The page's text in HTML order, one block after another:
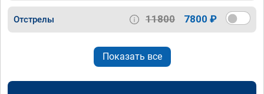
Отстрелы 11800 7800 ₽
Показать все